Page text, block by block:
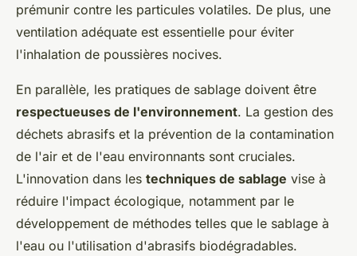
prémunir contre les particules volatiles. De plus, une
ventilation adéquate est essentielle pour éviter
l'inhalation de poussières nocives.
En parallèle, les pratiques de sablage doivent être
respectueuses de l'environnement. La gestion des
déchets abrasifs et la prévention de la contamination
de l'air et de l'eau environnants sont cruciales.
L'innovation dans les techniques de sablage vise à
réduire l'impact écologique, notamment par le
développement de méthodes telles que le sablage à
l'eau ou l'utilisation d'abrasifs biodégradables.